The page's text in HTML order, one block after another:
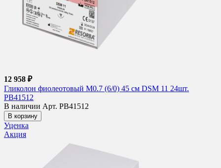
12 958 ₽
Гликолон фиолеотовый М0.7 (6/0) 45 см DSM 11 24шт.
PB41512
В наличии Арт. PB41512
В корзину
Уценка
Акция